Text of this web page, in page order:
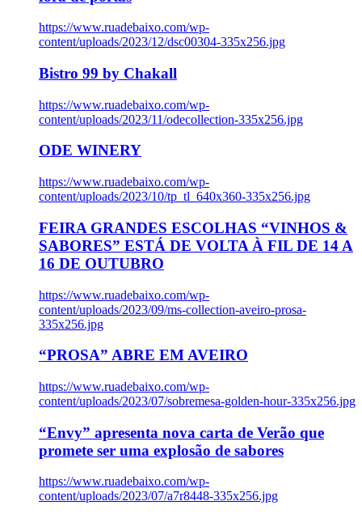
https://www.ruadebaixo.com/wp-
content/uploads/2023/12/dsc00304-335x256.jpg
Bistro 99 by Chakall
https://www.ruadebaixo.com/wp-
content/uploads/2023/11/odecollection-335x256.jpg
ODE WINERY
https://www.ruadebaixo.com/wp-
content/uploads/2023/10/tp_tl_640x360-335x256.jpg
FEIRA GRANDES ESCOLHAS “VINHOS &
SABORES” ESTÁ DE VOLTA À FIL DE 14 A
16 DE OUTUBRO
https://www.ruadebaixo.com/wp-
content/uploads/2023/09/ms-collection-aveiro-prosa-
335x256.jpg
“PROSA” ABRE EM AVEIRO
https://www.ruadebaixo.com/wp-
content/uploads/2023/07/sobremesa-golden-hour-335x256.jpg
“Envy” apresenta nova carta de Verão que
promete ser uma explosão de sabores
https://www.ruadebaixo.com/wp-
content/uploads/2023/07/a7r8448-335x256.jpg